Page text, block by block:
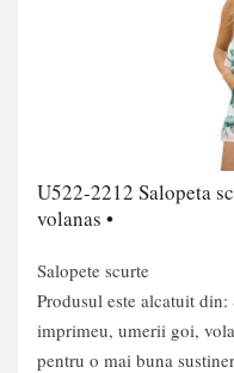
U522-2212 Salopeta
volanas •
Salopete scurte
Produsul este alcatuit
imprimeu, umerii goi,
pentru o mai buna